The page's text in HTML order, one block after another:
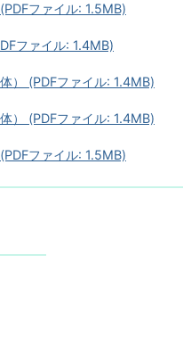
ファイル: 1.5MB)
ファイル: 1.4MB)
） (PDFファイル: 1.4MB)
） (PDFファイル: 1.4MB)
ファイル: 1.5MB)